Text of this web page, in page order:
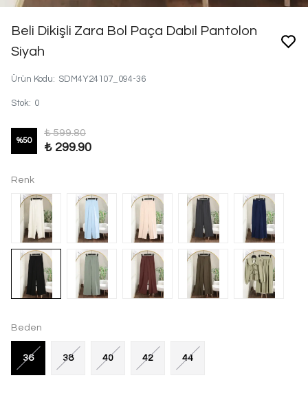
Beli Dikişli Zara Bol Paça Dabıl Pantolon
Siyah
Ürün Kodu: SDM4Y24107_094-36
Stok: 0
%50
₺ 599.80
₺ 299.90
Renk
Beden
36 38 40 42 44